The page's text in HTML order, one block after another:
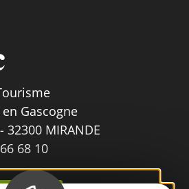
Gascogne
32300 MIRANDE
68 10